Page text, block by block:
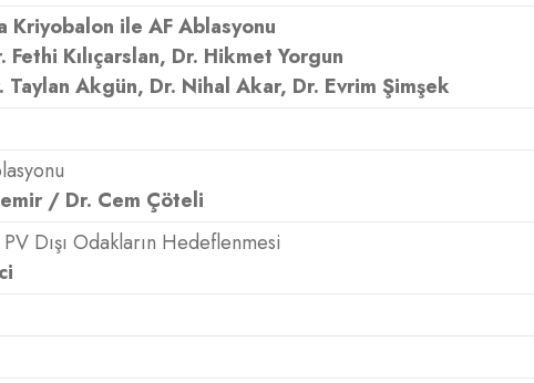
Kriyobalon ile AF Ablasyonu
Kılıçarslan, Dr. Hikmet Yorgun
Taylan Akgün, Dr. Nihal Akar, Dr. Evrim Şimşek
/ Dr. Cem Çöteli
Dışı Odakların Hedeflenmesi